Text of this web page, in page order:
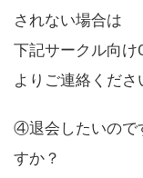
されない場合は
下記サークル向け
よりご連絡くださ
④退会したいので
すか？